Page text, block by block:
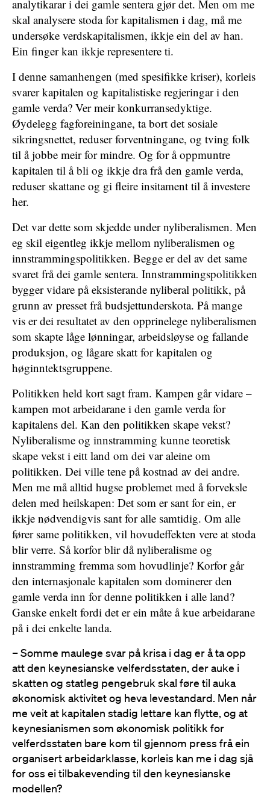
analytikarar i dei gamle sentera gjør det. Men om me
skal analysere stoda for kapitalismen i dag, må me
undersøke verdskapitalismen, ikkje ein del av han.
Ein finger kan ikkje representere ti.
I denne samanhengen (med spesifikke kriser), korleis
svarer kapitalen og kapitalistiske regjeringar i den
gamle verda? Ver meir konkurransedyktige.
Øydelegg fagforeiningane, ta bort det sosiale
sikringsnettet, reduser forventningane, og tving folk
til å jobbe meir for mindre. Og for å oppmuntre
kapitalen til å bli og ikkje dra frå den gamle verda,
reduser skattane og gi fleire insitament til å investere
her.
Det var dette som skjedde under nyliberalismen. Men
eg skil eigentleg ikkje mellom nyliberalismen og
innstrammingspolitikken. Begge er del av det same
svaret frå dei gamle sentera. Innstrammingspolitikken
bygger vidare på eksisterande nyliberal politikk, på
grunn av presset frå budsjettunderskota. På mange
vis er dei resultatet av den opprinelege nyliberalismen
som skapte låge lønningar, arbeidsløyse og fallande
produksjon, og lågare skatt for kapitalen og
høginntektsgruppene.
Politikken held kort sagt fram. Kampen går vidare –
kampen mot arbeidarane i den gamle verda for
kapitalens del. Kan den politikken skape vekst?
Nyliberalisme og innstramming kunne teoretisk
skape vekst i eitt land om dei var aleine om
politikken. Dei ville tene på kostnad av dei andre.
Men me må alltid hugse problemet med å forveksle
delen med heilskapen: Det som er sant for ein, er
ikkje nødvendigvis sant for alle samtidig. Om alle
fører same politikken, vil hovudeffekten vere at stoda
blir verre. Så korfor blir då nyliberalisme og
innstramming fremma som hovudlinje? Korfor går
den internasjonale kapitalen som dominerer den
gamle verda inn for denne politikken i alle land?
Ganske enkelt fordi det er ein måte å kue arbeidarane
på i dei enkelte landa.
– Somme maulege svar på krisa i dag er å ta opp
att den keynesianske velferdsstaten, der auke i
skatten og statleg pengebruk skal føre til auka
økonomisk aktivitet og heva levestandard. Men når
me veit at kapitalen stadig lettare kan flytte, og at
keynesianismen som økonomisk politikk for
velferdsstaten bare kom til gjennom press frå ein
organisert arbeidarklasse, korleis kan me i dag sjå
for oss ei tilbakevending til den keynesianske
modellen?